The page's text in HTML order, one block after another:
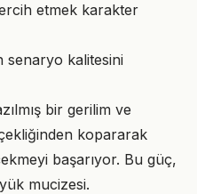
etmek karakter
senaryo kalitesini
bir gerilim ve
kopararak
başarıyor. Bu güç,
mucizesi.